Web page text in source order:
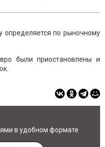
определяется по рыночному
были приостановлены и
в удобном формате